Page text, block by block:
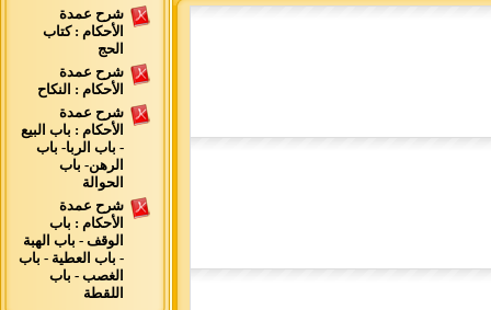
شرح عمدة
الأحكام : كتاب
الحج
شرح عمدة
الأحكام : النكاح
شرح عمدة
الأحكام : باب البيع
- باب الربا- باب
الرهن- باب
الحوالة
شرح عمدة
الأحكام : باب
الوقف - باب الهبة
- باب العطية - باب
الغصب - باب
اللقطة